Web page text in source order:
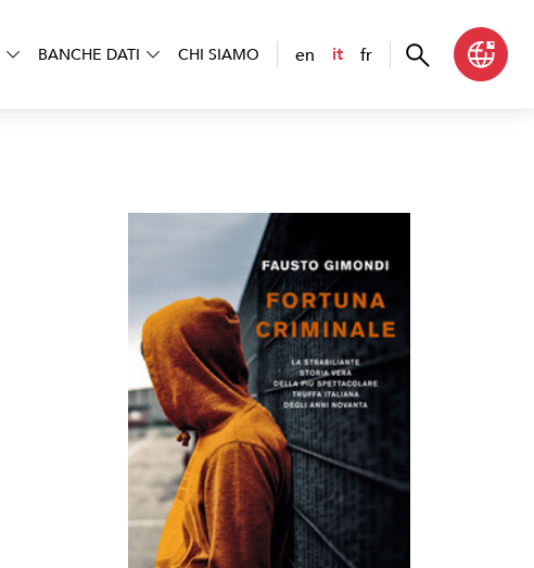
BANCHE DATI CHI SIAMO en it fr